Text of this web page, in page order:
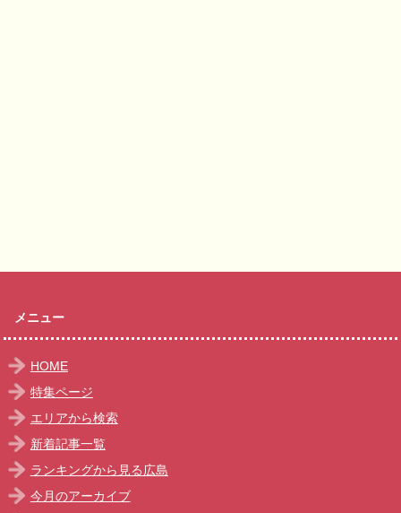
メニュー
HOME
特集ページ
エリアから検索
新着記事一覧
ランキングから見る広島
今月のアーカイブ